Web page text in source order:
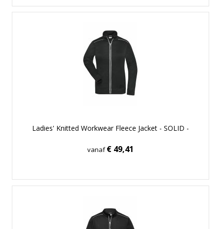
Ladies' Knitted Workwear Fleece Jacket - SOLID -
vanaf€ 49,41